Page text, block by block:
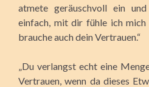
atmete geräuschvoll ein
einfach, mit dir fühle ich
brauche auch dein Vertrauen.“
„Du verlangst echt eine
Vertrauen, wenn da dieses